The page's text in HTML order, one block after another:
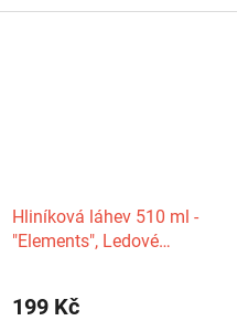
Hliníková láhev 510 ml -
"Elements", Ledové
199 Kč